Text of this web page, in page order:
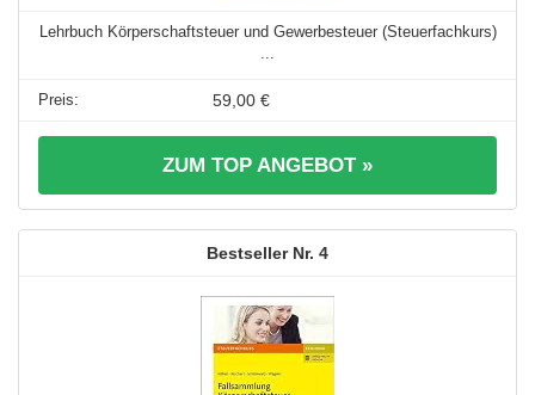
Lehrbuch Körperschaftsteuer und Gewerbesteuer (Steuerfachkurs)
...
59,00 €
ZUM TOP ANGEBOT »
4